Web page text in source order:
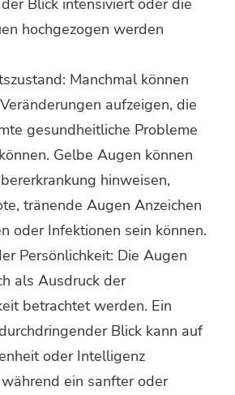
Blick intensiviert oder die
hochgezogen werden
Manchmal können
aufzeigen, die
gesundheitliche Probleme
Gelbe Augen können
hinweisen,
tränende Augen Anzeichen
oder Infektionen sein können.
Persönlichkeit: Die Augen
als Ausdruck der
betrachtet werden. Ein
Blick kann auf
oder Intelligenz
ein sanfter oder